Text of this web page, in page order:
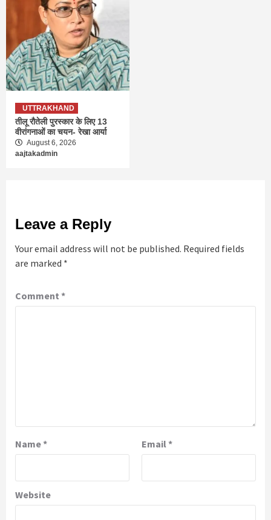
UTTRAKHAND
तीलू रौतेली पुरस्कार के लिए 13
वीरांगनाओं का चयन- रेखा आर्या
August 6, 2026
aajtakadmin
Leave a Reply
Your email address will not be published. Required fields
are marked *
Comment *
Name* Email *
Website